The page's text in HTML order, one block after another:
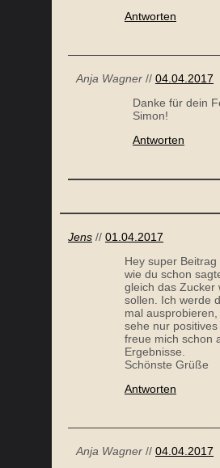
BLUTDRUCK
Antworten
Anja Wagner // 04.04.2017
Danke für dein
Simon!
Antworten
Jens // 01.04.2017
Hey super
wie du schon
gleich das Zucker
sollen. Ich werde
mal
sehe nur
freue mich schon
Ergebnisse.
Schönste Grüße
Antworten
Anja Wagner // 04.04.2017